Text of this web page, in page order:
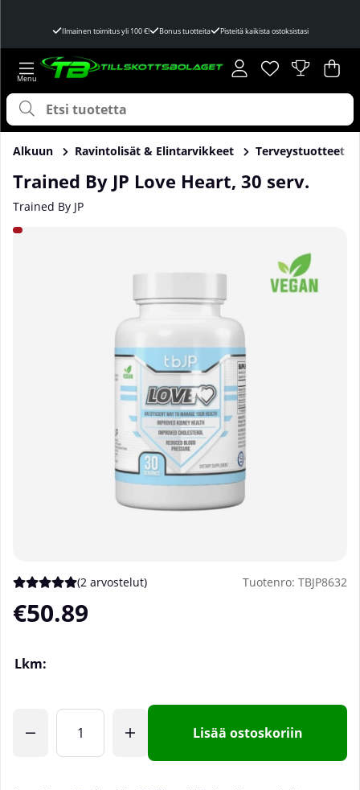
Ilmainen toimitus yli 100 €! Bonus tuotteita Pisteitä kaikista ostoksistasi
Toivelista
Lukumäärä
. .
Alkuun Ravintolisät & Elintarvikkeet Terveystuotteet
Trained By JP Love Heart, 30 serv.
Trained By JP
Tuotekuvat Trained By JP Love Heart, 30 serv.
Keskiarvoluokitus 5 / 5 Arvioiden määrä 2
(2 arvostelut) Tuotenro: TBJP8632
€50.89
Lkm:
Lisää ostoskoriin